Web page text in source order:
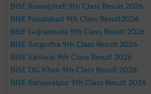
BISE Rawalpindi 9th Class Result 2026
BISE Faisalabad 9th Class Result2026
BISE Gujranwala 9th Class Result 2026
BISE Sargodha 9th Class Result 2026
BISE Sahiwal 9th Class Result 2026
BISE DG Khan 9th Class Result 2026
BISE Bahawalpur 9th Class Result 2026